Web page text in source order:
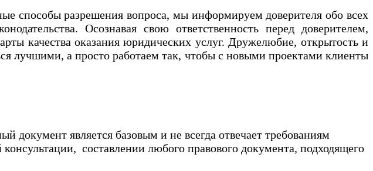
способы разрешения вопроса, мы информируем доверителя обо всех
Осознавая свою ответственность перед доверителем,
качества оказания юридических услуг. Дружелюбие, открытость и
лучшими, а просто работаем так, чтобы с новыми проектами клиенты
документ является базовым и не всегда отвечает требованиям
составлении любого правового документа, подходящего